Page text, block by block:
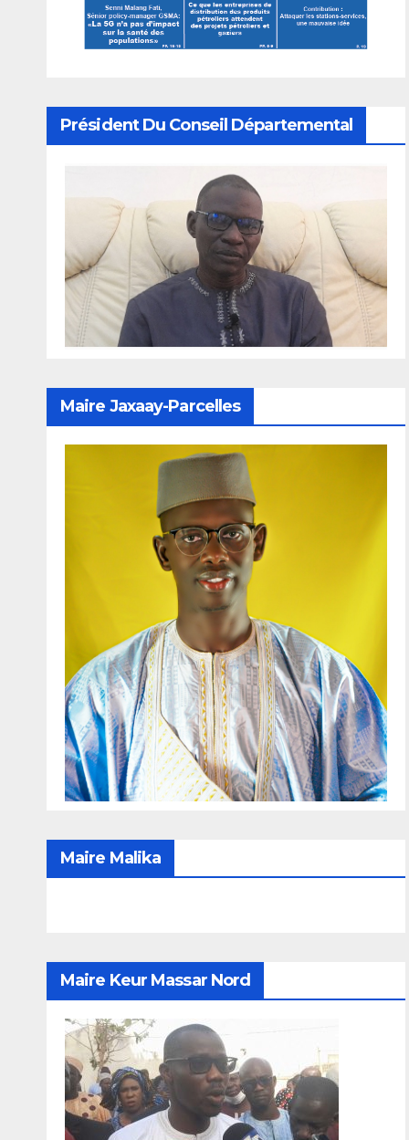
Président Du Conseil Départemental
Maire Jaxaay-Parcelles
Maire Malika
Maire Keur Massar Nord